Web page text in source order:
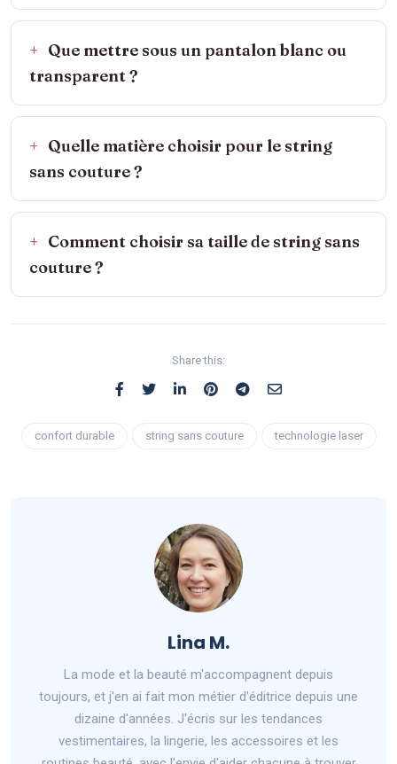
Que mettre sous un pantalon blanc ou
transparent ?
Quelle matière choisir pour le string
sans couture ?
Comment choisir sa taille de string sans
couture ?
Share this:
confort durable string sans couture technologie laser
Lina M.
La mode et la beauté m'accompagnent depuis
toujours, et j'en ai fait mon métier d'éditrice depuis une
dizaine d'années. J'écris sur les tendances
vestimentaires, la lingerie, les accessoires et les